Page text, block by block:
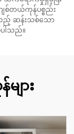
ျစ်တယ်ကုန်ပစ္စည်း
သည့် ဆန်းသစ်သော
ပါသည်။
ျား